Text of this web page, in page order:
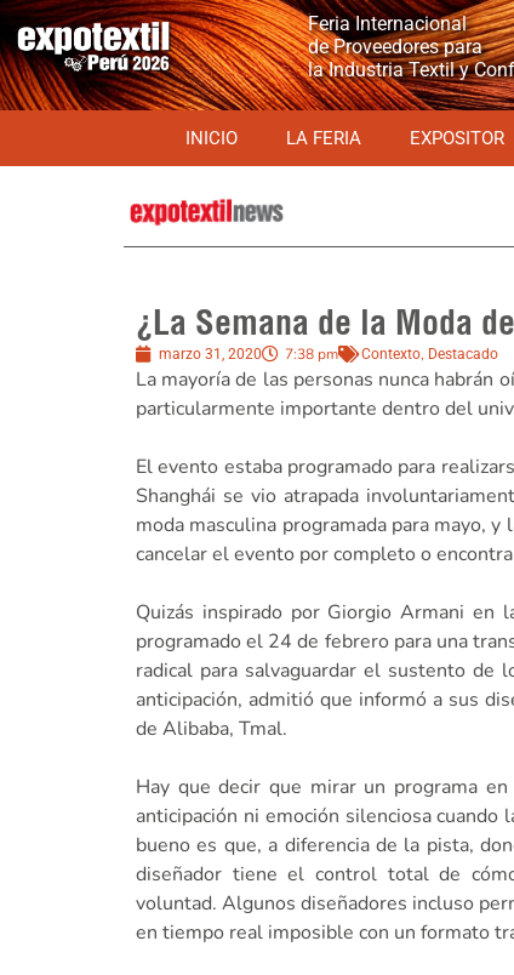
Feria Internacional
de Proveedores para
la Industria Textil y
INICIO LA FERIA EXPOSITOR
¿La Semana de la Moda
marzo 31, 2020 7:38 pm Contexto, Destacado
La mayoría de las personas nunca habrán
particularmente importante dentro del
El evento estaba programado para
Shanghái se vio atrapada
moda masculina programada para mayo,
cancelar el evento por completo o
Quizás inspirado por Giorgio Armani en
programado el 24 de febrero para una
radical para salvaguardar el sustento de
anticipación, admitió que informó a sus
de Alibaba, Tmal.
Hay que decir que mirar un programa
anticipación ni emoción silenciosa
bueno es que, a diferencia de la pista,
diseñador tiene el control total de
voluntad. Algunos diseñadores incluso
en tiempo real imposible con un formato